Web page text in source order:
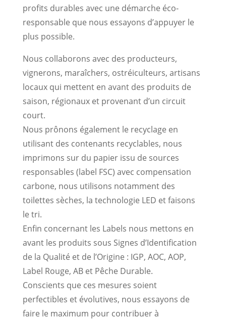
profits durables avec une démarche éco-
responsable que nous essayons d’appuyer le
plus possible.
Nous collaborons avec des producteurs,
vignerons, maraîchers, ostréiculteurs, artisans
locaux qui mettent en avant des produits de
saison, régionaux et provenant d’un circuit
court.
Nous prônons également le recyclage en
utilisant des contenants recyclables, nous
imprimons sur du papier issu de sources
responsables (label FSC) avec compensation
carbone, nous utilisons notamment des
toilettes sèches, la technologie LED et faisons
le tri.
Enfin concernant les Labels nous mettons en
avant les produits sous Signes d’Identification
de la Qualité et de l’Origine : IGP, AOC, AOP,
Label Rouge, AB et Pêche Durable.
Conscients que ces mesures soient
perfectibles et évolutives, nous essayons de
faire le maximum pour contribuer à